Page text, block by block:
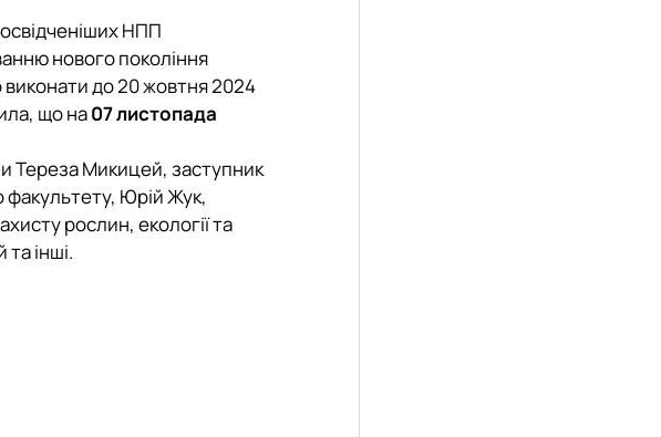
НПП
нового покоління
виконати до 20 жовтня 2024
що на07 листопада
Тереза Микицей, заступник
факультету, Юрій Жук,
рослин, екології та
інші.